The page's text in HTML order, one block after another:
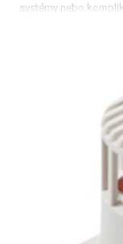
systémy nebo